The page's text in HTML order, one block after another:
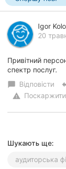
Херсон
Полтава
Чернігів
Черкаси
Чернівці
Суми
Франківськ
Луцьк
Igor
20
Привітний
спектр послуг.
chat_bubble Відповісти
warning
Шукають ще:
аудиторська